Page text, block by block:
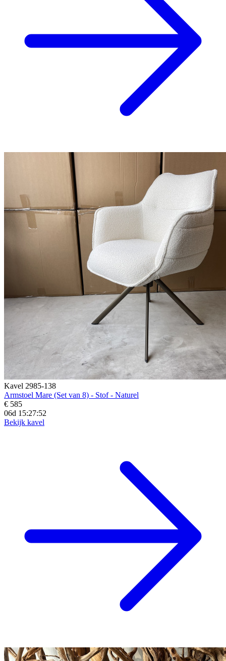
Kavel 2985-138
Armstoel Mare (Set van 8) - Stof - Naturel
€ 585
06d 15:27:50
Bekijk kavel